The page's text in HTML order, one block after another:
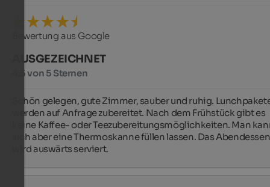
Bewertung aus Google
AUSGEZEICHNET
4,5 von 5 Sternen
Schön gelegen, gute Zimmer, sauber und ruhig.
werden auf Anfrage zubereitet. Nach dem Frühstück gibt es
keine Kaffee- oder Teezubereitungsmöglichkeiten. Man
sich aber eine Thermoskanne füllen lassen. Das Abendessen
wird auswärts serviert.